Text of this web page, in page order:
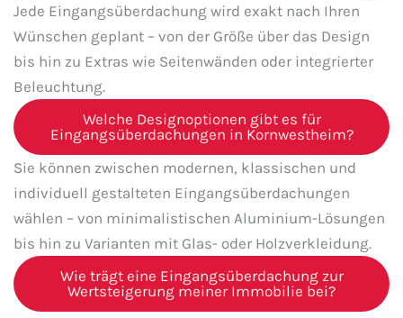
Jede Eingangsüberdachung wird exakt nach Ihren
Wünschen geplant – von der Größe über das Design
bis hin zu Extras wie Seitenwänden oder integrierter
Beleuchtung.
Welche Designoptionen gibt es für
Eingangsüberdachungen in Kornwestheim?
Sie können zwischen modernen, klassischen und
individuell gestalteten Eingangsüberdachungen
wählen – von minimalistischen Aluminium-Lösungen
bis hin zu Varianten mit Glas- oder Holzverkleidung.
Wie trägt eine Eingangsüberdachung zur
Wertsteigerung meiner Immobilie bei?